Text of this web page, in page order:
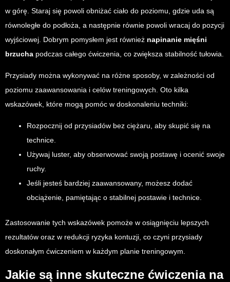
w górę. Staraj się powoli obniżać ciało do poziomu, gdzie uda są
równoległe do podłoża, a następnie równie powoli wracaj do pozycji
wyjściowej. Dobrym pomysłem jest również napinanie mięśni
brzucha podczas całego ćwiczenia, co zwiększa stabilność tułowia.
Przysiady można wykonywać na różne sposoby, w zależności od
poziomu zaawansowania i celów treningowych. Oto kilka
wskazówek, które mogą pomóc w doskonaleniu techniki:
Rozpocznij od przysiadów bez ciężaru, aby skupić się na
technice.
Używaj luster, aby obserwować swoją postawę i ocenić swoje
ruchy.
Jeśli jesteś bardziej zaawansowany, możesz dodać
obciążenie, pamiętając o stabilnej postawie i technice.
Zastosowanie tych wskazówek pomoże w osiągnięciu lepszych
rezultatów oraz w redukcji ryzyka kontuzji, co czyni przysiady
doskonałym ćwiczeniem w każdym planie treningowym.
Jakie są inne skuteczne ćwiczenia na